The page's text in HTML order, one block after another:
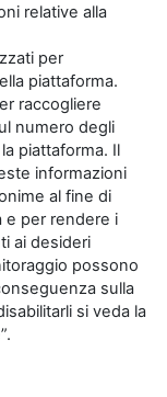
relative alla
per
piattaforma.
raccogliere
numero degli
piattaforma. Il
informazioni
al fine di
e per rendere i
ai desideri
possono
sulla
si veda la